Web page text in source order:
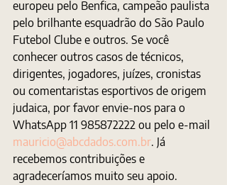
europeu pelo Benfica, campeão paulista
pelo brilhante esquadrão do São Paulo
Futebol Clube e outros. Se você
conhecer outros casos de técnicos,
dirigentes, jogadores, juízes, cronistas
ou comentaristas esportivos de origem
judaica, por favor envie-nos para o
WhatsApp 11 985872222 ou pelo e-mail
mauricio@abcdados.com.br. Já
recebemos contribuições e
agradeceríamos muito seu apoio.